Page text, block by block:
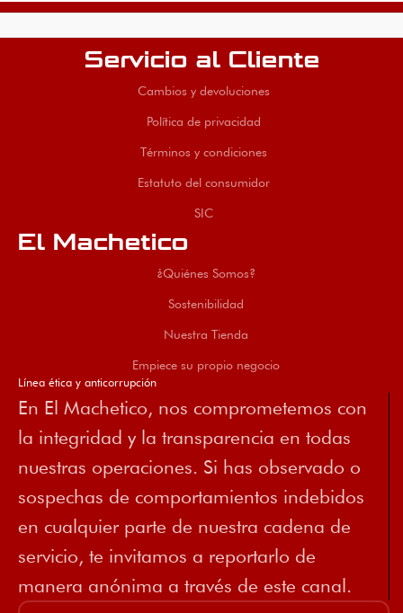
Servicio al Cliente
Cambios y devoluciones
Política de privacidad
Términos y condiciones
Estatuto del consumidor
SIC
El Machetico
¿Quiénes Somos?
Sostenibilidad
Nuestra Tienda
Empiece su propio negocio
Línea ética y anticorrupción
En El Machetico, nos comprometemos con
la integridad y la transparencia en todas
nuestras operaciones. Si has observado o
sospechas de comportamientos indebidos
en cualquier parte de nuestra cadena de
servicio, te invitamos a reportarlo de
manera anónima a través de este canal.